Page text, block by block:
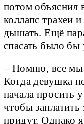
потом объяснил
коллапс трахеи
дышать. Ещё
спасать было бы
– Помню, все мы
Когда девушка
начала просить
чтобы
придут. Однако